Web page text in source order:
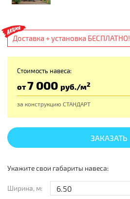
Доставка + установка БЕСПЛАТНО!
Стоимость навеса:
от7 000 руб./м2
за конструкцию СТАНДАРТ
ЗАКАЗАТЬ
Укажите свои габариты навеса:
Ширина, м: